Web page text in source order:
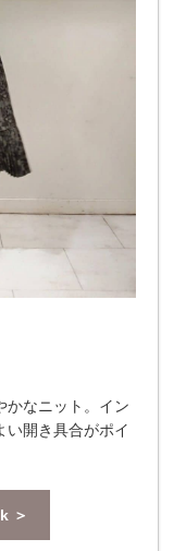
かなニット。イン
い開き具合がポイ
＞